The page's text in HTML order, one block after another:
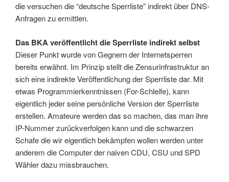
die versuchen die “deutsche Sperrliste” indirekt über DNS-
Anfragen zu ermittlen.
Das BKA veröffentlicht die Sperrliste indirekt selbst
Dieser Punkt wurde von Gegnern der Internetsperren
bereits erwähnt. Im Prinzip stellt die Zensurinfrastruktur an
sich eine indirekte Veröffentlichung der Sperrliste dar. Mit
etwas Programmierkenntnissen (For-Schleife), kann
eigentlich jeder seine persönliche Version der Sperrliste
erstellen. Amateure werden das so machen, das man ihre
IP-Nummer zurückverfolgen kann und die schwarzen
Schafe die wir eigentlich bekämpfen wollen werden unter
anderem die Computer der naiven CDU, CSU und SPD
Wähler dazu missbrauchen.